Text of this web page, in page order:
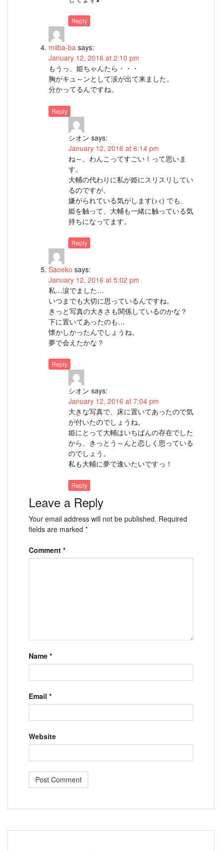
Reply
miiba-ba says:
January 12, 2016 at 2:10 pm
もうっ、姫ちゃんたら・・・
胸がキュ～ンとして涙が出て来ました。
分かってるんですね。
Reply
シオン says:
January 12, 2016 at 6:14 pm
ね～、わんこってすごい！って思いま
す。
大輔の代わりに私が姫にスリスリしてい
るのですが、
嫌がられている気がします(><) でも、
姫を触って、大輔も一緒に触っている気
持ちになってます。
Reply
Saoeko says:
January 12, 2016 at 5:02 pm
私…涙でました…
いつまでも大切に思っているんですね。
きっと写真の大きさも関係しているのかな？
下に置いてあったのも…
懐かしかったんでしょうね。
夢で会えたかな？
Reply
シオン says:
January 12, 2016 at 7:04 pm
大きな写真で、床に置いてあったので気
が付いたのでしょうね。
姫にとって大輔はいちばんの存在でした
から、きっとう～んと恋しく思っている
のでしょう。
私も大輔に夢で逢いたいですっ！
Reply
Leave a Reply
Your email address will not be published. Required
fields are marked *
Comment *
Name *
Email *
Website